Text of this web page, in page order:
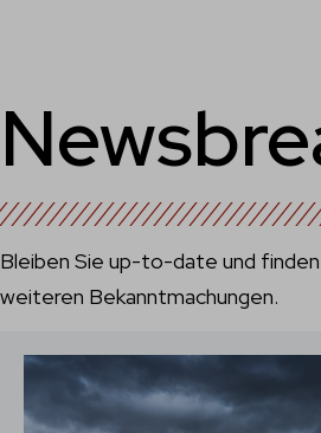
Bleiben Sie up-to-date und
weiteren Bekanntmachungen.